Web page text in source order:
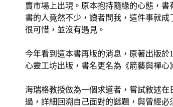
賣市場上出現。原本抱持隨緣的心態，
書的人竟然不少，讀者問我，這件事就
很可惜，並沒有遇見。
今年看到這本書再版的消息，原著出版於
心靈工坊出版，書名更名為《箭藝與禪心
海瑞格教授做為一個求道者，嘗試敘述
過，詳細回溯自己面對的謎題，與曾經